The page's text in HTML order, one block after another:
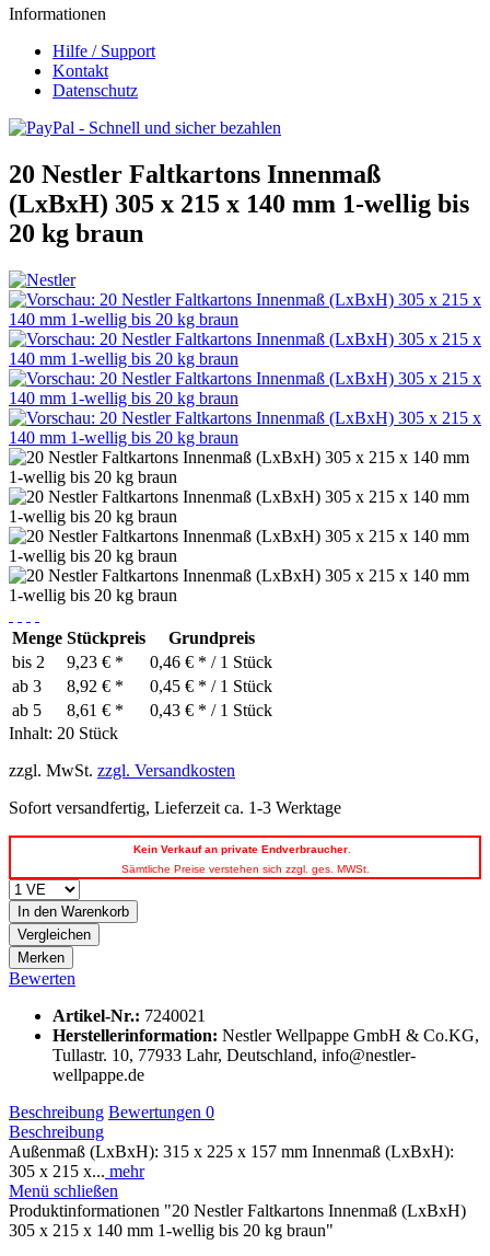
Informationen
Hilfe / Support
Kontakt
Datenschutz
20 Nestler Faltkartons Innenmaß
(LxBxH) 305 x 215 x 140 mm 1-wellig bis
20 kg braun
Menge Stückpreis
Grundpreis
bis 2 9,23 € *
0,46 € * / 1 Stück
ab 3 8,92 € *
0,45 € * / 1 Stück
ab 5 8,61 € *
0,43 € * / 1 Stück
Inhalt: 20 Stück
zzgl. MwSt. zzgl. Versandkosten
Sofort versandfertig, Lieferzeit ca. 1-3 Werktage
Kein Verkauf an private Endverbraucher.
Sämtliche Preise verstehen sich zzgl. ges. MWSt.
In den Warenkorb
Vergleichen
Merken
Bewerten
Artikel-Nr.: 7240021
Herstellerinformation: Nestler Wellpappe GmbH & Co.KG,
Tullastr. 10, 77933 Lahr, Deutschland, info@nestler-
wellpappe.de
Beschreibung Bewertungen 0
Beschreibung
Außenmaß (LxBxH): 315 x 225 x 157 mm Innenmaß (LxBxH):
305 x 215 x... mehr
Menü schließen
Produktinformationen "20 Nestler Faltkartons Innenmaß (LxBxH)
305 x 215 x 140 mm 1-wellig bis 20 kg braun"